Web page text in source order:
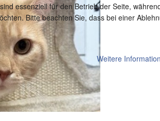
essenziell für den Betrieb der Seite,
Bitte beachten Sie, dass bei einer
Weitere